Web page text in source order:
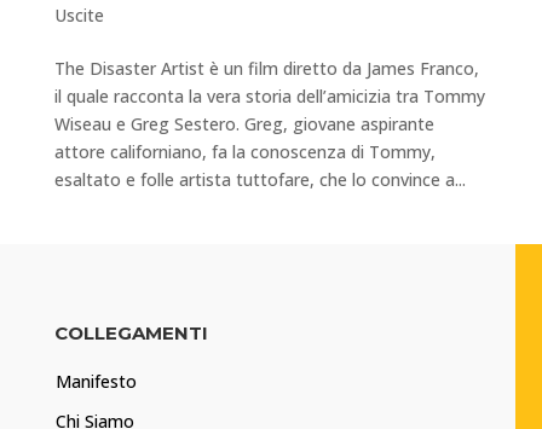
Uscite
The Disaster Artist è un film diretto da James Franco,
il quale racconta la vera storia dell’amicizia tra Tommy
Wiseau e Greg Sestero. Greg, giovane aspirante
attore californiano, fa la conoscenza di Tommy,
esaltato e folle artista tuttofare, che lo convince a...
COLLEGAMENTI
Manifesto
Chi Siamo